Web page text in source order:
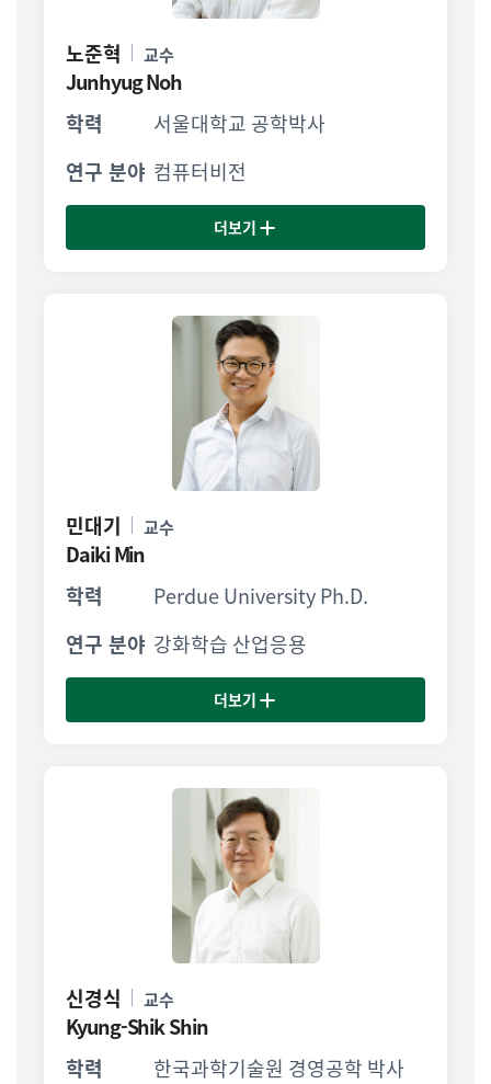
노준혁 교수
Junhyug Noh
학력
서울대학교 공학박사
연구 분야 컴퓨터비전
더보기
민대기 교수
Daiki Min
학력
Perdue University Ph.D.
연구 분야 강화학습 산업응용
더보기
신경식 교수
Kyung-Shik Shin
학력
한국과학기술원 경영공학 박사